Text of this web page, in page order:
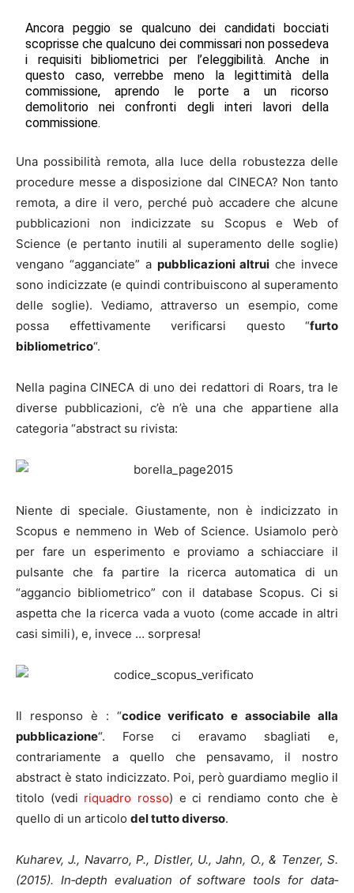
Ancora peggio se qualcuno dei candidati bocciati
scoprisse che qualcuno dei commissari non possedeva
i requisiti bibliometrici per l’eleggibilità. Anche in
questo caso, verrebbe meno la legittimità della
commissione, aprendo le porte a un ricorso
demolitorio nei confronti degli interi lavori della
commissione.
Una possibilità remota, alla luce della robustezza delle
procedure messe a disposizione dal CINECA? Non tanto
remota, a dire il vero, perché può accadere che alcune
pubblicazioni non indicizzate su Scopus e Web of
Science (e pertanto inutili al superamento delle soglie)
vengano “agganciate” a pubblicazioni altrui che invece
sono indicizzate (e quindi contribuiscono al superamento
delle soglie). Vediamo, attraverso un esempio, come
possa effettivamente verificarsi questo “furto
bibliometrico“.
Nella pagina CINECA di uno dei redattori di Roars, tra le
diverse pubblicazioni, c’è n’è una che appartiene alla
categoria “abstract su rivista:
Niente di speciale. Giustamente, non è indicizzato in
Scopus e nemmeno in Web of Science. Usiamolo però
per fare un esperimento e proviamo a schiacciare il
pulsante che fa partire la ricerca automatica di un
“aggancio bibliometrico” con il database Scopus. Ci si
aspetta che la ricerca vada a vuoto (come accade in altri
casi simili), e, invece … sorpresa!
Il responso è : “codice verificato e associabile alla
pubblicazione“. Forse ci eravamo sbagliati e,
contrariamente a quello che pensavamo, il nostro
abstract è stato indicizzato. Poi, però guardiamo meglio il
titolo (vedi riquadro rosso) e ci rendiamo conto che è
quello di un articolo del tutto diverso.
Kuharev, J., Navarro, P., Distler, U., Jahn, O., & Tenzer, S.
(2015). In‐depth evaluation of software tools for data‐